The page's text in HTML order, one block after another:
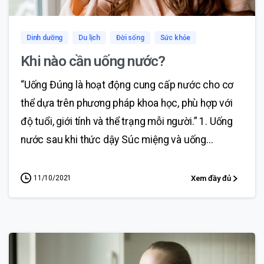
Dinh dưỡng Du lịch Đời sống Sức khỏe
Khi nào cần uống nước?
“Uống Đúng là hoạt động cung cấp nước cho cơ
thể dựa trên phương pháp khoa học, phù hợp với
độ tuổi, giới tính và thể trạng mỗi người.” 1. Uống
nước sau khi thức dậy Súc miệng và uống...
11/10/2021 Xem đầy đủ